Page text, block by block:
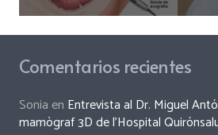
Comentarios recientes
Sonia en Entrevista al Dr. Miguel
mamògraf 3D de l’Hospital